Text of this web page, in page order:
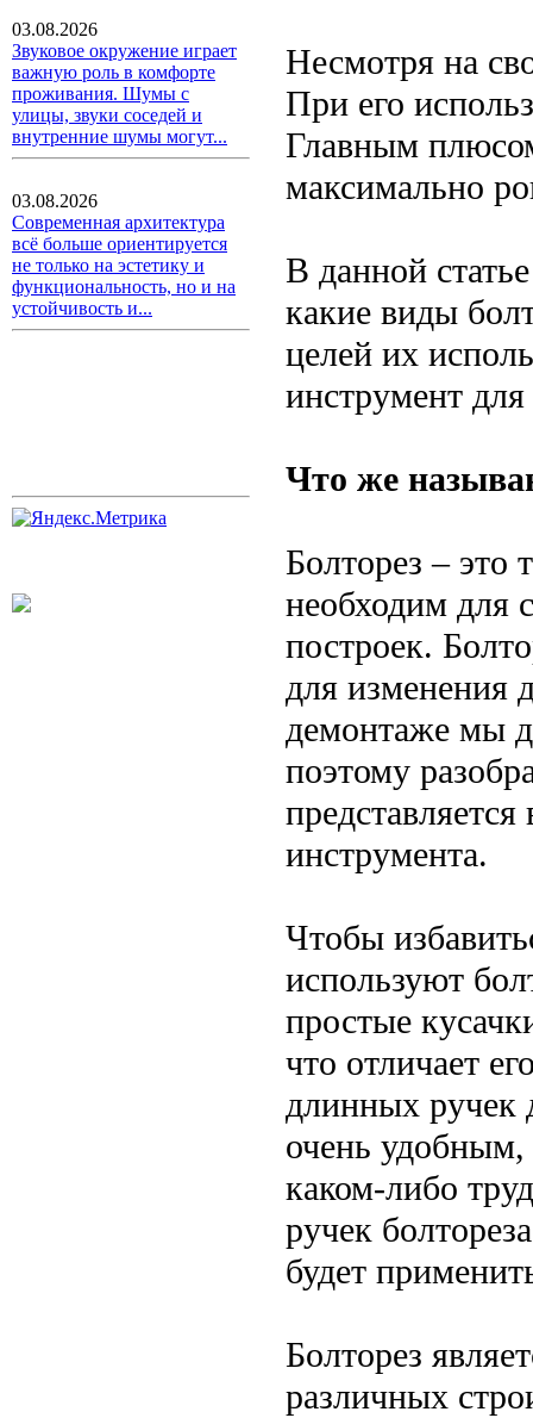
03.08.2026
Звуковое окружение играет
важную роль в комфорте
проживания. Шумы с
улицы, звуки соседей и
внутренние шумы могут...
03.08.2026
Современная архитектура
всё больше ориентируется
не только на эстетику и
функциональность, но и на
устойчивость и...
Несмотря на
При его
Главным
максимально
В данной
какие виды
целей их
инструмент
Что же
Болторез – это
необходим для
построек.
для изменения
демонтаже мы
поэтому
инструмента.
Чтобы
используют
простые
что отличает
длинных ручек
очень удобным,
каком-либо
ручек
будет
Болторез
различных